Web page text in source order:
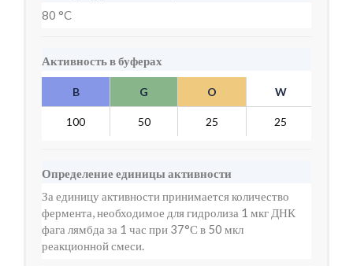
80 °C
Активность в буферах
B G O W
100 50 25 25
Определение единицы активности
За единицу активности принимается количество
фермента, необходимое для гидролиза 1 мкг ДНК
фага лямбда за 1 час при 37°С в 50 мкл
реакционной смеси.